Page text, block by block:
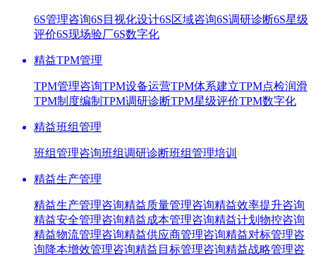
6S管理咨询6S目视化设计6S区域咨询6S调研诊断6S星级
评价6S现场验厂6S数字化
精益TPM管理
TPM管理咨询TPM设备运营TPM体系建立TPM点检润滑
TPM制度编制 TPM调研诊断TPM星级评价TPM数字化
精益班组管理
班组管理咨询班组调研诊断班组管理培训
精益生产管理
精益生产管理咨询精益质量管理咨询精益效率提升咨询
精益安全管理咨询精益成本管理咨询精益计划物控咨询
精益物流管理咨询精益供应商管理咨询精益对标管理咨
询降本增效管理咨询精益目标管理咨询精益战略管理咨